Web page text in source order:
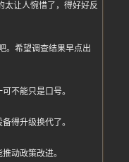
太让人惋惜了，得好好反
。希望调查结果早点出
不能只是口号。
得升级换代了。
动政策改进。